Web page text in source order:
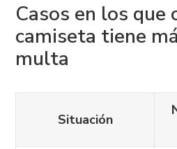
Casos en los que
camiseta tiene
multa
Situación